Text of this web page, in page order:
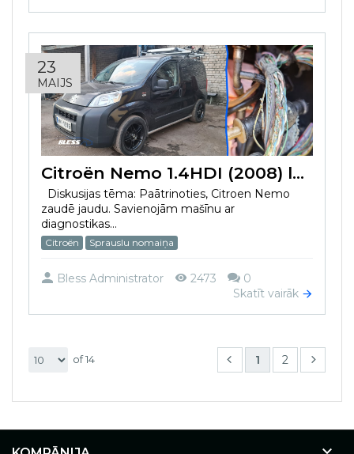
23
MAIJS
Citroën Nemo 1.4HDI (2008) lēnām uzņem ātrumu
Diskusijas tēma: Paātrinoties, Citroen Nemo
zaudē jaudu. Savienojām mašīnu ar
diagnostikas...
Citroën Sprauslu nomaiņa
Bless Administrator 2473
0
Skatīt vairāk
of 14 1 2